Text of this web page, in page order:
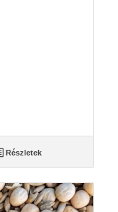
Részletek